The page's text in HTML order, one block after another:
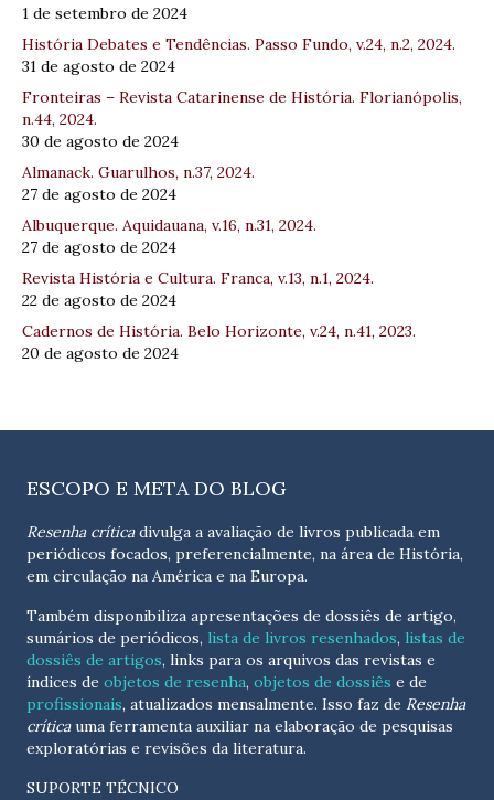
1 de setembro de 2024
História Debates e Tendências. Passo Fundo, v.24, n.2, 2024.
31 de agosto de 2024
Fronteiras – Revista Catarinense de História. Florianópolis,
n.44, 2024.
30 de agosto de 2024
Almanack. Guarulhos, n.37, 2024.
27 de agosto de 2024
Albuquerque. Aquidauana, v.16, n.31, 2024.
27 de agosto de 2024
Revista História e Cultura. Franca, v.13, n.1, 2024.
22 de agosto de 2024
Cadernos de História. Belo Horizonte, v.24, n.41, 2023.
20 de agosto de 2024
ESCOPO E META DO BLOG
Resenha críticadivulga a avaliação de livros publicada em
periódicos focados, preferencialmente, na área de História,
em circulação na América e na Europa.
Também disponibiliza apresentações de dossiês de artigo,
sumários de periódicos, lista de livros resenhados, listas de
dossiês de artigos, links para os arquivos das revistas e
índices de objetos de resenha, objetos de dossiês e de
profissionais, atualizados mensalmente. Isso faz de Resenha
críticauma ferramenta auxiliar na elaboração de pesquisas
exploratórias e revisões da literatura.
SUPORTE TÉCNICO